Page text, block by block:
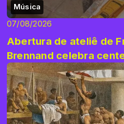
Música
07/08/2026
Abertura de ateliê de
Brennand celebra